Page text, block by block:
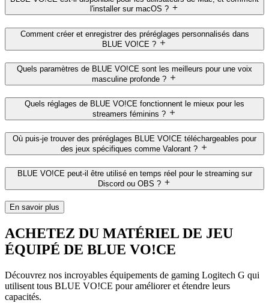
l'installer sur macOS ?
Comment créer et enregistrer des préréglages personnalisés dans
BLUE VO!CE ?
Quels paramètres de BLUE VO!CE sont les meilleurs pour une voix
masculine profonde ?
Quels réglages de BLUE VO!CE fonctionnent le mieux pour les
streamers féminins ?
Où puis-je trouver des préréglages BLUE VO!CE téléchargeables pour
des jeux spécifiques comme Valorant ?
BLUE VO!CE peut-il être utilisé en temps réel pour le streaming sur
Discord ou OBS ?
En savoir plus
ACHETEZ DU MATÉRIEL DE JEU
ÉQUIPÉ DE BLUE VO!CE
Découvrez nos incroyables équipements de gaming Logitech G qui
utilisent tous BLUE VO!CE pour améliorer et étendre leurs
capacités.